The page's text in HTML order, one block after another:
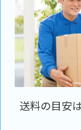
送料の目安